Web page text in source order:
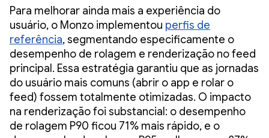
Para melhorar ainda mais a experiência do
usuário, o Monzo implementou perfis de
referência, segmentando especificamente o
desempenho de rolagem e renderização no feed
principal. Essa estratégia garantiu que as jornadas
do usuário mais comuns (abrir o app e rolar o
feed) fossem totalmente otimizadas. O impacto
na renderização foi substancial: o desempenho
de rolagem P90 ficou 71% mais rápido, e o